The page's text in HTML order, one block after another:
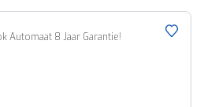
Automaat 8 Jaar Garantie!